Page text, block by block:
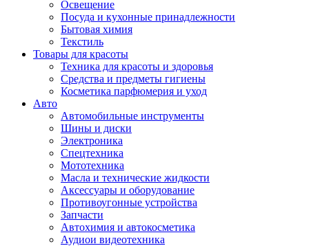
Освещение
Посуда и кухонные принадлежности
Бытовая химия
Текстиль
Товары для красоты
Техника для красоты и здоровья
Средства и предметы гигиены
Косметика парфюмерия и уход
Авто
Автомобильные инструменты
Шины и диски
Электроника
Спецтехника
Мототехника
Масла и технические жидкости
Аксессуары и оборудование
Противоугонные устройства
Запчасти
Автохимия и автокосметика
Аудиои видеотехника